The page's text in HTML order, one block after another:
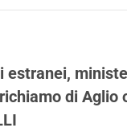
estranei,
di Aglio